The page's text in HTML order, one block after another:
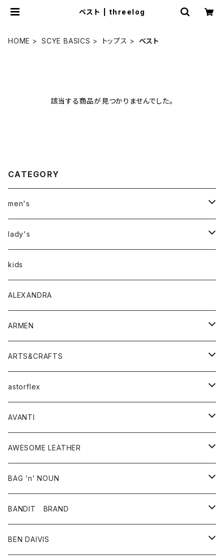
ベスト | threelog
HOME SCYE BASICS トップス ベスト
該当する商品が見つかりませんでした。
CATEGORY
men's
アウター
トップス
Tシャツ
シャツ
ボトムス
lady's
アウター
トップス
Tシャツ・カットソー
シャツ・ブラウス
ボトムス
パンツ
スカート
ワンピース・オールインワン
バッグ
シューズ
アクセサリー
その他雑貨
kids
ALEXANDRA
ARMEN
アウター
コート
ジャケット
トップス
ベスト
シャツ
ワンピース
ボトム
スカート
パンツ
グッズ
靴
ARTS&CRAFTS
アクセサリー
ウォレット
バッグ
astorflex
グッズ
靴
AVANTI
シャツ
AWESOME LEATHER
アウター
革ジャケット
BAG ‘n’ NOUN
アクセサリー
バッグ
BANDIT BRAND
トップス
BEN DAIVIS